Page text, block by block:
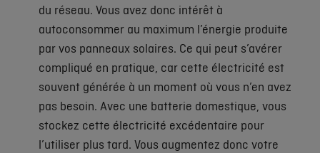
du réseau. Vous avez donc intérêt à
autoconsommer au maximum l’énergie produite
par vos panneaux solaires. Ce qui peut s’avérer
compliqué en pratique, car cette électricité est
souvent générée à un moment où vous n’en avez
pas besoin. Avec une batterie domestique, vous
stockez cette électricité excédentaire pour
l’utiliser plus tard. Vous augmentez donc votre